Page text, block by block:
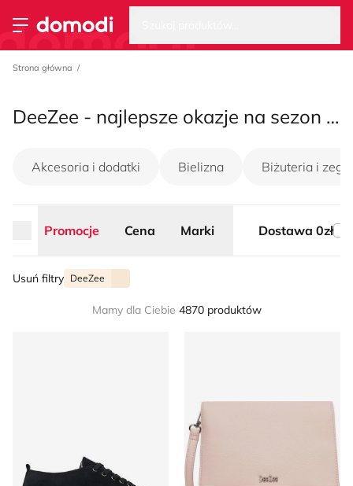
Przełącz menu
Strona główna
Strona główna
DeeZee - najlepsze okazje na sezon lato 2026
Akcesoria i dodatki Bielizna Biżuteria i
Promocje Cena Marki Dostawa 0zł
Usuń filtry DeeZee
Mamy dla Ciebie 4870 produktów